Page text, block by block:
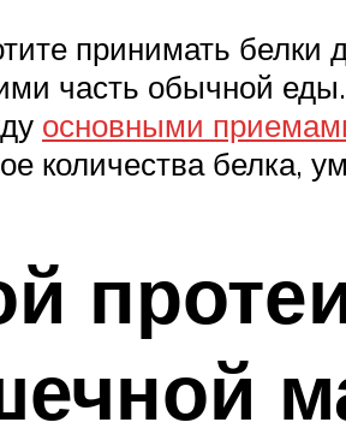
принимать белки
часть обычной
основными
количества белка,